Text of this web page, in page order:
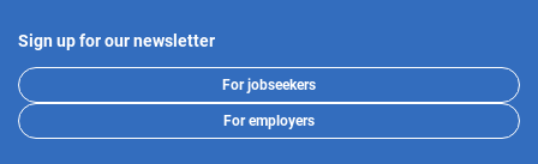
Sign up for our newsletter
For jobseekers
For employers